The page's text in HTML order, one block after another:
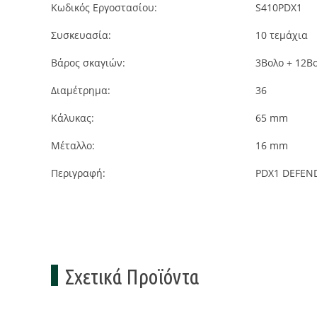
Κωδικός Εργοστασίου: S410PDX1
Συσκευασία: 10 τεμάχια
Βάρος σκαγιών: 3Βολο +
Διαμέτρημα: 36
Κάλυκας: 65 mm
Μέταλλο: 16 mm
Περιγραφή: PDX1
Σχετικά Προϊόντα